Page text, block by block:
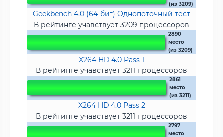
(из 3209)
Geekbench 4.0 (64-бит) Однопоточный тест
В рейтинге учавствует 3209 процессоров
2890
место
(из 3209)
X264 HD 4.0 Pass 1
В рейтинге учавствует 3211 процессоров
2861
место
(из 3211)
X264 HD 4.0 Pass 2
В рейтинге учавствует 3211 процессоров
2797
место